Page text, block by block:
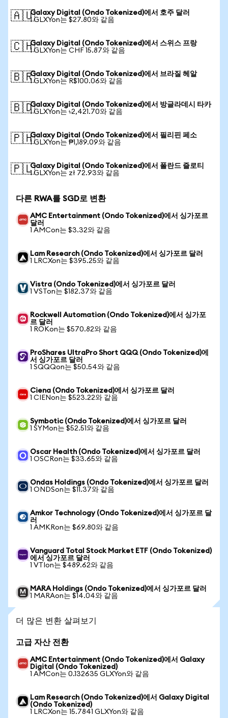
🇦🇺Galaxy Digital (Ondo Tokenized)에서 호주 달러
1 GLXYon는 $27.80와 같음
🇨🇭Galaxy Digital (Ondo Tokenized)에서 스위스 프랑
1 GLXYon는 CHF 15.87와 같음
🇧🇷Galaxy Digital (Ondo Tokenized)에서 브라질 헤알
1 GLXYon는 R$100.06와 같음
🇧🇩Galaxy Digital (Ondo Tokenized)에서 방글라데시 타카
1 GLXYon는 ৳2,421.70와 같음
🇵🇭Galaxy Digital (Ondo Tokenized)에서 필리핀 페소
1 GLXYon는 ₱1,189.09와 같음
🇵🇱Galaxy Digital (Ondo Tokenized)에서 폴란드 즐로티
1 GLXYon는 zł 72.93와 같음
다른 RWA를 SGD로 변환
AMC Entertainment (Ondo Tokenized)에서 싱가포르
달러
1 AMCon는 $3.32와 같음
Lam Research (Ondo Tokenized)에서 싱가포르 달러
1 LRCXon는 $395.25와 같음
Vistra (Ondo Tokenized)에서 싱가포르 달러
1 VSTon는 $182.37와 같음
Rockwell Automation (Ondo Tokenized)에서 싱가포
르 달러
1 ROKon는 $570.82와 같음
ProShares UltraPro Short QQQ (Ondo Tokenized)에
서 싱가포르 달러
1 SQQQon는 $50.54와 같음
Ciena (Ondo Tokenized)에서 싱가포르 달러
1 CIENon는 $523.22와 같음
Symbotic (Ondo Tokenized)에서 싱가포르 달러
1 SYMon는 $52.51와 같음
Oscar Health (Ondo Tokenized)에서 싱가포르 달러
1 OSCRon는 $33.65와 같음
Ondas Holdings (Ondo Tokenized)에서 싱가포르 달러
1 ONDSon는 $11.37와 같음
Amkor Technology (Ondo Tokenized)에서 싱가포르 달
러
1 AMKRon는 $69.80와 같음
Vanguard Total Stock Market ETF (Ondo Tokenized)
에서 싱가포르 달러
1 VTIon는 $489.62와 같음
MARA Holdings (Ondo Tokenized)에서 싱가포르 달러
1 MARAon는 $14.04와 같음
더 많은 변환 살펴보기
고급 자산 전환
AMC Entertainment (Ondo Tokenized)에서 Galaxy
Digital (Ondo Tokenized)
1 AMCon는 0.132635 GLXYon와 같음
Lam Research (Ondo Tokenized)에서 Galaxy Digital
(Ondo Tokenized)
1 LRCXon는 15.7841 GLXYon와 같음